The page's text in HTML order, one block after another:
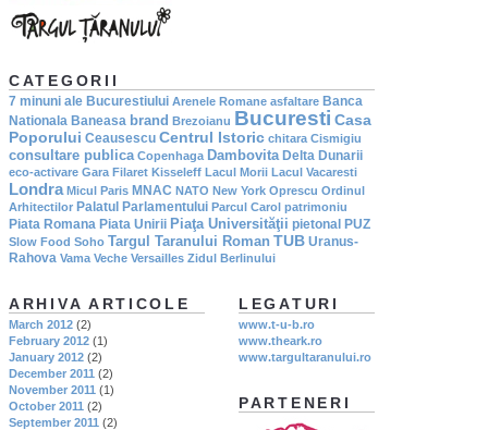
CATEGORII
7 minuni ale Bucurestiului Arenele Romane asfaltare Banca
Nationala Baneasa brand Brezoianu Bucuresti Casa
Poporului Ceausescu Centrul Istoric chitara Cismigiu
consultare publica Copenhaga Dambovita Delta Dunarii
eco-activare Gara Filaret Kisseleff Lacul Morii Lacul Vacaresti
Londra Micul Paris MNAC NATO New York Oprescu Ordinul
Arhitectilor Palatul Parlamentului Parcul Carol patrimoniu
Piata Romana Piata Unirii Piaţa Universităţii pietonal PUZ
Slow Food Soho Targul Taranului Roman TUB Uranus-
Rahova Vama Veche Versailles Zidul Berlinului
LEGATURI
www.t-u-b.ro
www.theark.ro
www.targultaranului.ro
PARTENERI
ARHIVA ARTICOLE
March 2012 (2)
February 2012 (1)
January 2012 (2)
December 2011 (2)
November 2011 (1)
October 2011 (2)
September 2011 (2)